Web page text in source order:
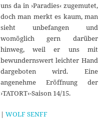
uns da in ›Paradies‹ zugemutet,
doch man merkt es kaum, man
sieht unbefangen und
womöglich gern darüber
hinweg, weil er uns mit
bewundernswert leichter Hand
dargeboten wird. Eine
angenehme Eröffnung der
›TATORT‹-Saison 14/15.
| WOLF SENFF